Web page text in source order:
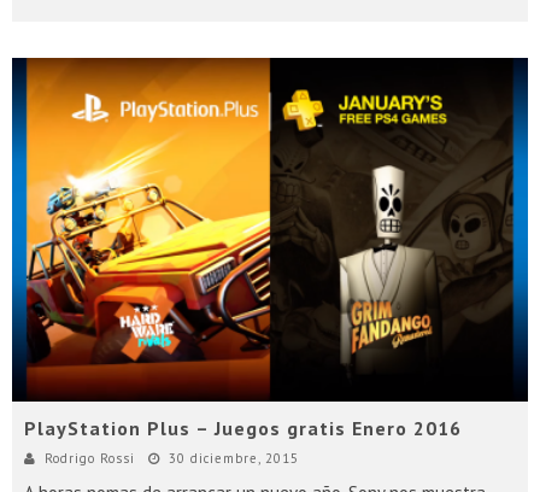
PlayStation Plus – Juegos gratis Enero 2016
Rodrigo Rossi 30 diciembre, 2015